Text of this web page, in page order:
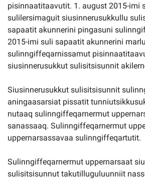
pisinnaatitaavutit. 1. august 2015-imi
sulilersimaguit siusinnerusukkullu
sapaatit akunnerini pingasuni
2015-imi suli sapaatit akunnerini
sulinngiffeqarnissamut
siusinnerusukkut sulisitsisunnit
Siusinnerusukkut sulisitsisunnit
aningaasarsiat pissatit
nutaaq sulinngiffeqarnermut
sanassaaq. Sulinngiffeqarnermut
uppernarsassavaa sulinngiffeqartutit.
Sulinngiffeqarnermut uppernarsaat
sulisitsisunnut takutilluguluunniit